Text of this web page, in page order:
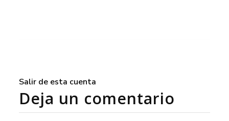
Salir de esta cuenta
Deja un comentario